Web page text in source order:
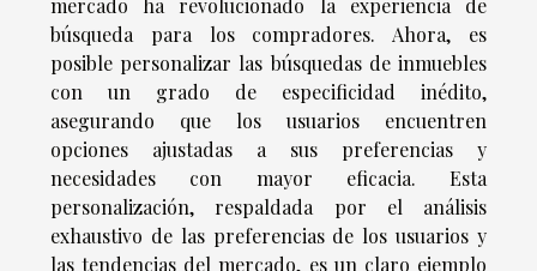
búsqueda para los compradores. Ahora, es
posible personalizar las búsquedas de inmuebles
con un grado de especificidad inédito,
asegurando que los usuarios encuentren
opciones ajustadas a sus preferencias y
necesidades con mayor eficacia. Esta
personalización, respaldada por el análisis
exhaustivo de las preferencias de los usuarios y
las tendencias del mercado, es un claro ejemplo